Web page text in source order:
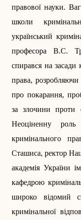
правової науки.
школи
український
професора В.С.
спирався на засади
права,
про покарання,
за злочини проти
Неоціненну
кримінального
Сташиса, ректор
академія України
кафедрою
широко відомий
кримінальної